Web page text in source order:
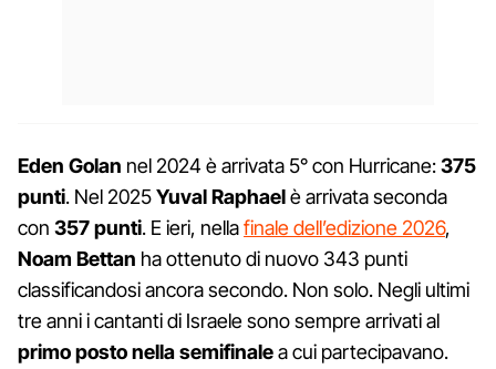
Eden Golan nel 2024 è arrivata 5° con Hurricane:375
punti. Nel 2025Yuval Raphaelè arrivata seconda
con 357 punti. E ieri, nellafinale dell’edizione 2026,
Noam Bettan ha ottenuto di nuovo 343 punti
classificandosi ancora secondo. Non solo. Negli ultimi
tre anni i cantanti di Israele sono sempre arrivati al
primo posto nella semifinalea cui partecipavano.